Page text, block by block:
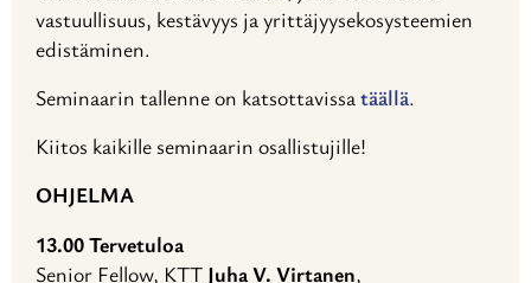
vastuullisuus, kestävyys ja yrittäjyysekosysteemien
edistäminen.
Seminaarin tallenne on katsottavissatäällä.
Kiitos kaikille seminaarin osallistujille!
OHJELMA
13.00 Tervetuloa
Senior Fellow, KTT Juha V. Virtanen,